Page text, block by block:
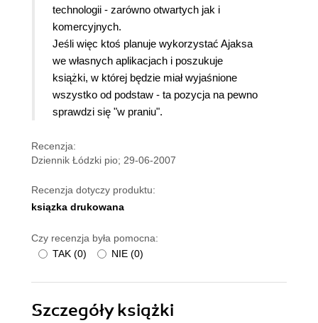
technologii - zarówno otwartych jak i
komercyjnych.
Jeśli więc ktoś planuje wykorzystać Ajaksa
we własnych aplikacjach i poszukuje
książki, w której będzie miał wyjaśnione
wszystko od podstaw - ta pozycja na pewno
sprawdzi się "w praniu".
Recenzja:
Dziennik Łódzki pio; 29-06-2007
Recenzja dotyczy produktu:
ksiązka drukowana
Czy recenzja była pomocna:
TAK (0) NIE (0)
Szczegółyksiążki